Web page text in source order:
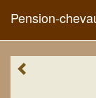
Pension-